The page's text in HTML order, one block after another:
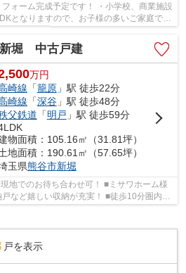
ォーム完成予定です！ ・小学校、商業施設
となりますので、お子様の多いご家庭でも
に困りません。 いつでもお気軽にお声...
堀 中古戸建
万円
崎線 「籠原」駅 徒歩22分
崎線 「深谷」駅 徒歩48分
父鉄道 「明戸 」駅 徒歩59分
物面積：105.16㎡（31.81坪）
地面積：190.61㎡（57.65坪）
玉県熊谷市新堀
お待ち合わせ可！ ■ミサワホーム様
など嬉しい収納が充実！ ■徒歩10分圏内に
スーパーやコンビニがある便利な環境です！ ...
戸を表示